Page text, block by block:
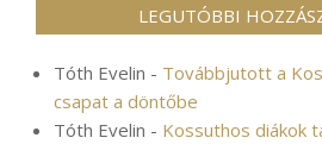
LEGUTÓBBI
Tóth Evelin - Továbbjutott a
csapat a döntőbe
Tóth Evelin - Kossuthos diákok